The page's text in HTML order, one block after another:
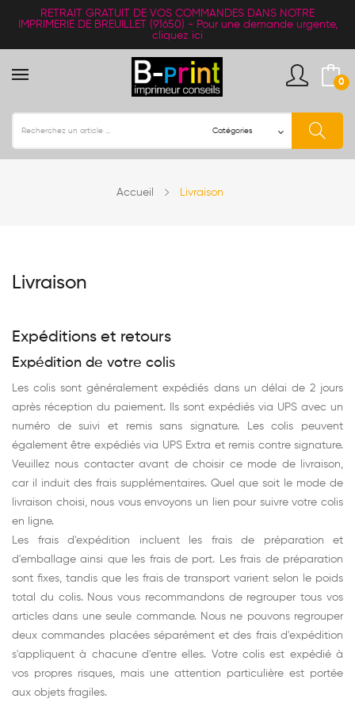
RETRAIT GRATUIT
DE VOS COMMANDES DANS NOTRE
IMPRIMERIE DE BREUILLET (91650) - Pour une demande urgente,
cliquez ici
0
Accueil Livraison
Livraison
Expéditions et retours
Expédition de votre colis
Les colis sont généralement expédiés dans un délai de 2 jours
après réception du paiement. Ils sont expédiés via UPS avec un
numéro de suivi et remis sans signature. Les colis peuvent
également être expédiés via UPS Extra et remis contre signature.
Veuillez nous contacter avant de choisir ce mode de livraison,
car il induit des frais supplémentaires. Quel que soit le mode de
livraison choisi, nous vous envoyons un lien pour suivre votre colis
en ligne.
Les frais d'expédition incluent les frais de préparation et
d'emballage ainsi que les frais de port. Les frais de préparation
sont fixes, tandis que les frais de transport varient selon le poids
total du colis. Nous vous recommandons de regrouper tous vos
articles dans une seule commande. Nous ne pouvons regrouper
deux commandes placées séparément et des frais d'expédition
s'appliquent à chacune d'entre elles. Votre colis est expédié à
vos propres risques, mais une attention particulière est portée
aux objets fragiles.